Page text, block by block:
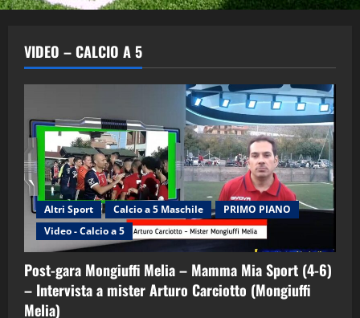
VIDEO – CALCIO A 5
Altri Sport Calcio a 5 Maschile
PRIMO PIANO
Video - Calcio a 5
Post-gara Mongiuffi Melia – Mamma Mia Sport (4-6)
– Intervista a mister Arturo Carciotto (Mongiuffi
Melia)
"SportEmpire" in Podcast Sport News
“SportEmpire” in Podcast: 29^ Puntata